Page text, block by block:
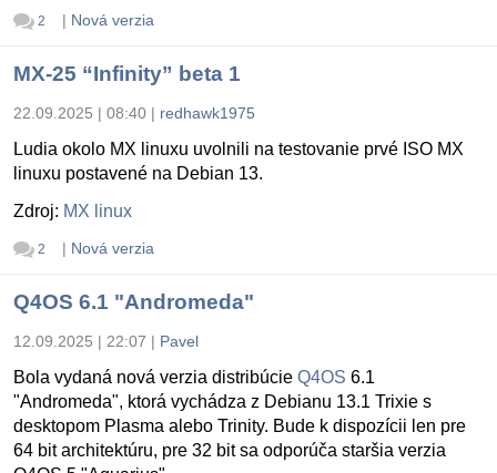
2 | Nová verzia
MX-25 “Infinity” beta 1
22.09.2025 | 08:40 | redhawk1975
Ludia okolo MX linuxu uvolnili na testovanie prvé ISO MX
linuxu postavené na Debian 13.
Zdroj: MX linux
2 | Nová verzia
Q4OS 6.1 "Andromeda"
12.09.2025 | 22:07 | Pavel
Bola vydaná nová verzia distribúcie Q4OS 6.1
"Andromeda", ktorá vychádza z Debianu 13.1 Trixie s
desktopom Plasma alebo Trinity. Bude k dispozícii len pre
64 bit architektúru, pre 32 bit sa odporúča staršia verzia